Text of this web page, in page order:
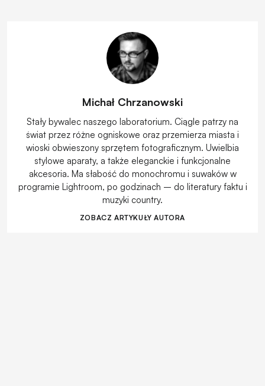
Michał Chrzanowski
Stały bywalec naszego laboratorium. Ciągle patrzy na
świat przez różne ogniskowe oraz przemierza miasta i
wioski obwieszony sprzętem fotograficznym. Uwielbia
stylowe aparaty, a także eleganckie i funkcjonalne
akcesoria. Ma słabość do monochromu i suwaków w
programie Lightroom, po godzinach – do literatury faktu i
muzyki country.
ZOBACZ ARTYKUŁY AUTORA